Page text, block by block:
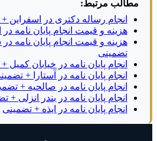
مطالب مرتبط:
انجام رساله دکتری در اسفراین
هزینه و قیمت انجام پایان نامه
هزینه و قیمت انجام پایان نامه
تضمینی
انجام پایان نامه در خیابان کمیل
انجام پایان نامه در آستارا +
انجام پایان نامه در صالحیه +
انجام پایان نامه در بندر انزلی +
انجام پایان نامه در ایذه + تضمینی